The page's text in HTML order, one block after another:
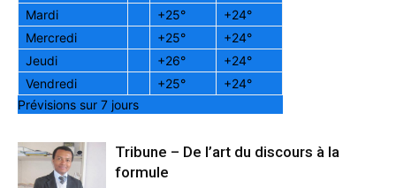
Mardi
+25° +24°
Mercredi
+25° +24°
Jeudi
+26° +24°
Vendredi
+25° +24°
Prévisions sur 7 jours
Tribune – De l’art du discours à la
formule